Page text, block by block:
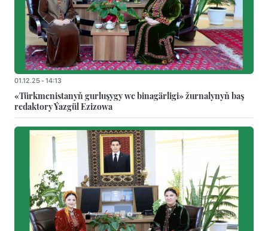
01.12.25 - 14:13
«Türkmenistanyň gurluşygy we binagärligi» žurnalynyň baş
redaktory Ýazgül Ezizowa